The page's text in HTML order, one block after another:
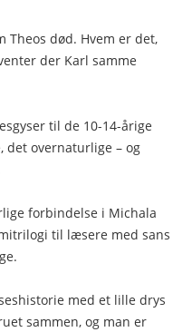
Theos død. Hvem er det,
der Karl samme
til de 10-14-årige
det overnaturlige – og
forbindelse i Michala
til læsere med sans
med et lille drys
sammen, og man er